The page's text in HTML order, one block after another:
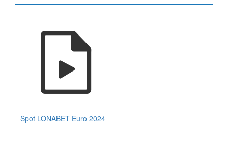
Spot LONABET Euro 2024